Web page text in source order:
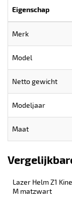
Eigenschap
Merk
Model
Netto gewicht
Modeljaar
Maat
Lazer Helm Z1
M matzwart